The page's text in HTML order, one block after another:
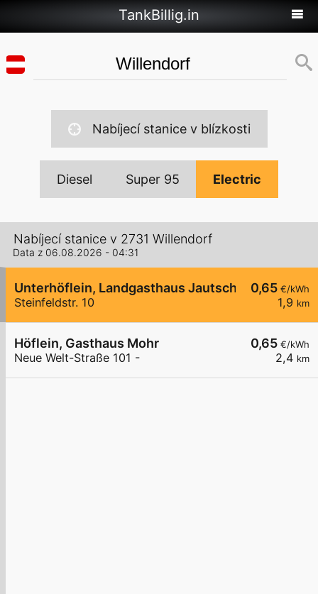
TankBillig.in
Nabíjecí stanice v blízkosti
Diesel Super 95 Electric
Nabíjecí stanice v 2731 Willendorf
Data z 06.08.2026 - 04:31
0,65 €/kWh
1,9 km
Unterhöflein, Landgasthaus Jautschnig
Steinfeldstr. 10
0,65 €/kWh
2,4 km
Höflein, Gasthaus Mohr
Neue Welt-Straße 101 -